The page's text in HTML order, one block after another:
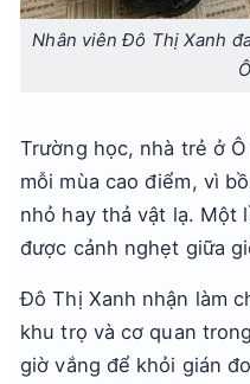
Nhân viên Đô Thị Xanh
Trường học, nhà trẻ ở
mỗi mùa cao điểm, vì
nhỏ hay thả vật lạ. Một
được cảnh nghẹt giữa
Đô Thị Xanh nhận làm
khu trọ và cơ quan
giờ vắng để khỏi gián